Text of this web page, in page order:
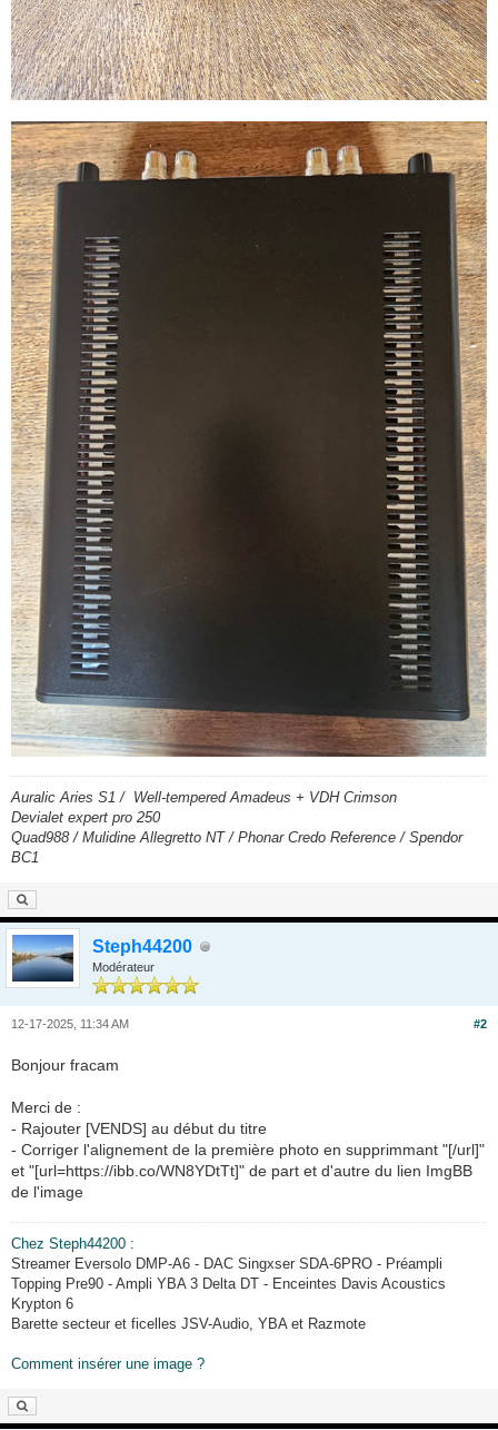
Auralic Aries S1 / Well-tempered Amadeus + VDH Crimson
Devialet expert pro 250
Quad988 / Mulidine Allegretto NT / Phonar Credo Reference / Spendor
BC1
Steph44200
Modérateur
#2
12-17-2025, 11:34 AM
Bonjour fracam
Merci de :
- Rajouter [VENDS] au début du titre
- Corriger l'alignement de la première photo en supprimmant "[/url]"
et "[url=https://ibb.co/WN8YDtTt]" de part et d'autre du lien ImgBB
de l'image
Chez Steph44200 :
Streamer Eversolo DMP-A6 - DAC Singxser SDA-6PRO - Préampli
Topping Pre90 - Ampli YBA 3 Delta DT - Enceintes Davis Acoustics
Krypton 6
Barette secteur et ficelles JSV-Audio, YBA et Razmote
Comment insérer une image ?